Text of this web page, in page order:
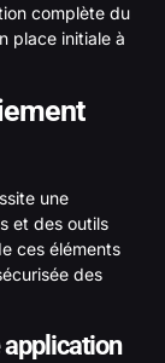
complète du
place initiale à
une
et des outils
ces éléments
des
application